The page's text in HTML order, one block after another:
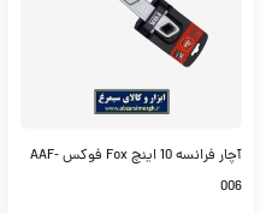
آچار فرانسه 10 اینچ Fox فوکس AAF-
006